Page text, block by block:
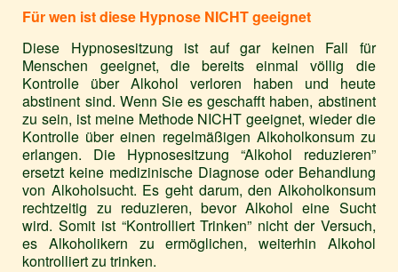
Für wen ist diese Hypnose NICHT geeignet
Diese Hypnosesitzung ist auf gar keinen Fall für
Menschen geeignet, die bereits einmal völlig die
Kontrolle über Alkohol verloren haben und heute
abstinent sind. Wenn Sie es geschafft haben, abstinent
zu sein, ist meine Methode NICHT geeignet, wieder die
Kontrolle über einen regelmäßigen Alkoholkonsum zu
erlangen. Die Hypnosesitzung “Alkohol reduzieren”
ersetzt keine medizinische Diagnose oder Behandlung
von Alkoholsucht. Es geht darum, den Alkoholkonsum
rechtzeitig zu reduzieren, bevor Alkohol eine Sucht
wird. Somit ist “Kontrolliert Trinken” nicht der Versuch,
es Alkoholikern zu ermöglichen, weiterhin Alkohol
kontrolliert zu trinken.